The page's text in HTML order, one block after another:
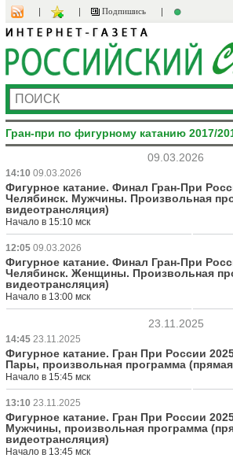
Подпишись
Гран-при по фигурному катанию 2017/
09.03.2026
14:10 09.03.2026
Фигурное катание. Финал Гран-При
Челябинск. Мужчины. Произвольная
видеотрансляция)
Начало в 15:10 мск
12:05 09.03.2026
Фигурное катание. Финал Гран-При
Челябинск. Женщины. Произвольная
видеотрансляция)
Начало в 13:00 мск
23.11.2025
14:45 23.11.2025
Фигурное катание. Гран При России
Пары, произвольная программа
Начало в 15:45 мск
13:10 23.11.2025
Фигурное катание. Гран При России
Мужчины, произвольная программа
видеотрансляция)
Начало в 13:45 мск